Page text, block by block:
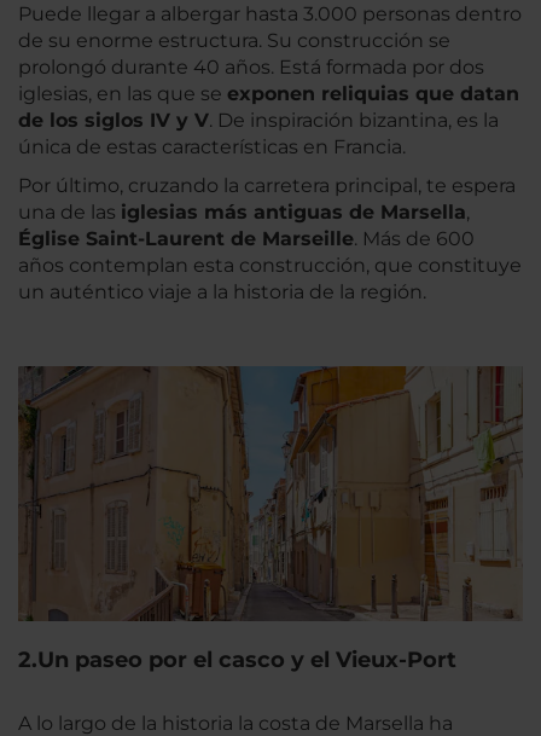
Puede llegar a albergar hasta 3.000 personas dentro
de su enorme estructura. Su construcción se
prolongó durante 40 años. Está formada por dos
iglesias, en las que se exponen reliquias que datan
de los siglos IV y V. De inspiración bizantina, es la
única de estas características en Francia.
Por último, cruzando la carretera principal, te espera
una de las iglesias más antiguas de Marsella,
Église Saint-Laurent de Marseille. Más de 600
años contemplan esta construcción, que constituye
un auténtico viaje a la historia de la región.
2.Un paseo por el casco y el Vieux-Port
A lo largo de la historia la costa de Marsella ha